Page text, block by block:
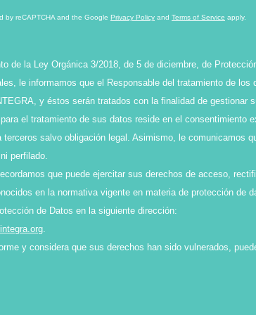
by reCAPTCHA and the Google Privacy Policy and Terms of Service apply.
de la Ley Orgánica 3/2018, de 5 de diciembre, de
le informamos que el Responsable del tratamiento de
y éstos serán tratados con la finalidad de gestionar
el tratamiento de sus datos reside en el consentimiento
terceros salvo obligación legal. Asimismo, le comunicamos
perfilado.
que puede ejercitar sus derechos de acceso,
en la normativa vigente en materia de protección de
de Datos en la siguiente dirección:
.
y considera que sus derechos han sido vulnerados,